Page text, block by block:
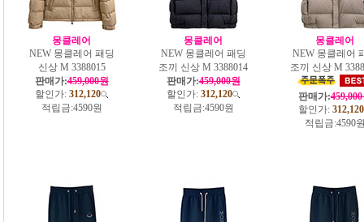
몽클레어
NEW 몽클레어 패딩
신상 M 3388015
판매가:459,000원
할인가: 312,120
적립금:4590원
몽클레어
NEW 몽클레어 패딩
조끼 신상 M 3388014
판매가:459,000원
할인가: 312,120
적립금:4590원
몽클레어
NEW 몽클레어
조끼 신상 M
판매가:
할인가: 312,120
적립금:4590